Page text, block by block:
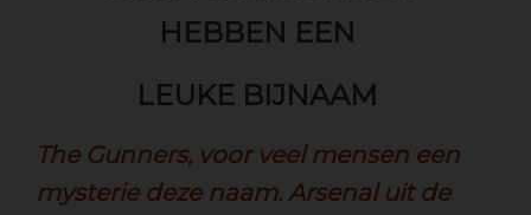
HEBBEN EEN
LEUKE BIJNAAM
The Gunners, voor veel mensen een
mysterie deze naam. Arsenal uit de